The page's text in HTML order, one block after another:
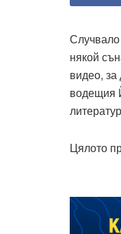
Случвало
някой
видео, за
водещия
Цялото